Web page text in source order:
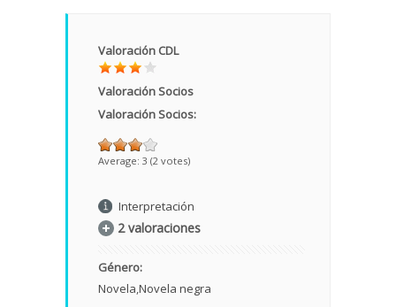
Valoración CDL
Valoración Socios
Valoración Socios:
Average: 3 (2 votes)
Interpretación
2 valoraciones
Género:
Novela Novela negra